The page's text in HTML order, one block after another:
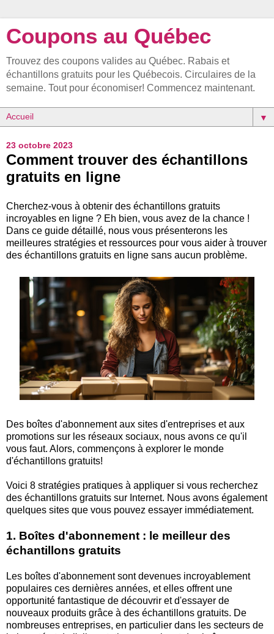
Coupons au Québec
Trouvez des coupons valides au Québec. Rabais et
échantillons gratuits pour les Québecois. Circulaires de la
semaine. Tout pour économiser! Commencez maintenant.
▼
23 octobre 2023
Comment trouver des échantillons
gratuits en ligne
Cherchez-vous à obtenir des échantillons gratuits
incroyables en ligne ? Eh bien, vous avez de la chance !
Dans ce guide détaillé, nous vous présenterons les
meilleures stratégies et ressources pour vous aider à trouver
des échantillons gratuits en ligne sans aucun problème.
Des boîtes d'abonnement aux sites d'entreprises et aux
promotions sur les réseaux sociaux, nous avons ce qu'il
vous faut. Alors, commençons à explorer le monde
d'échantillons gratuits!
Voici 8 stratégies pratiques à appliquer si vous recherchez
des échantillons gratuits sur Internet. Nous avons également
quelques sites que vous pouvez essayer immédiatement.
1. Boîtes d'abonnement : le meilleur des
échantillons gratuits
Les boîtes d'abonnement sont devenues incroyablement
populaires ces dernières années, et elles offrent une
opportunité fantastique de découvrir et d'essayer de
nouveaux produits grâce à des échantillons gratuits. De
nombreuses entreprises, en particulier dans les secteurs de